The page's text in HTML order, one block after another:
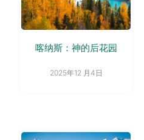
喀纳斯：神的后花园
2025年12 月4日